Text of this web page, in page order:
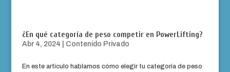
¿En qué categoría de peso competir en PowerLifting?
Abr 4, 2024 Contenido Privado
En este artículo hablamos cómo elegir tu categoría de peso